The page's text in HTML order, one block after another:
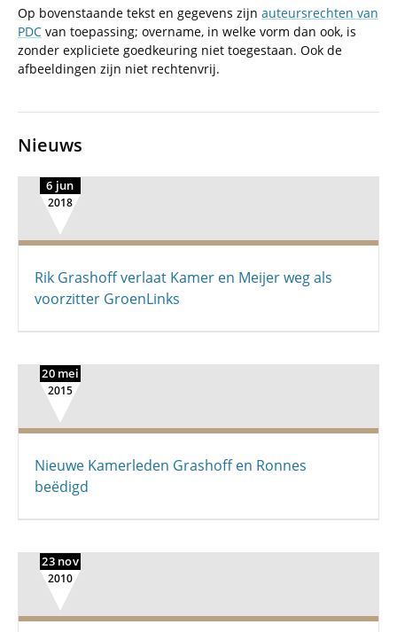
Op bovenstaande tekst en gegevens zijn auteursrechten van
PDC van toepassing; overname, in welke vorm dan ook, is
zonder expliciete goedkeuring niet toegestaan. Ook de
afbeeldingen zijn niet rechtenvrij.
Nieuws
6 jun
2018
Rik Grashoff verlaat Kamer en Meijer weg als
voorzitter GroenLinks
20 mei
2015
Nieuwe Kamerleden Grashoff en Ronnes
beëdigd
23 nov
2010